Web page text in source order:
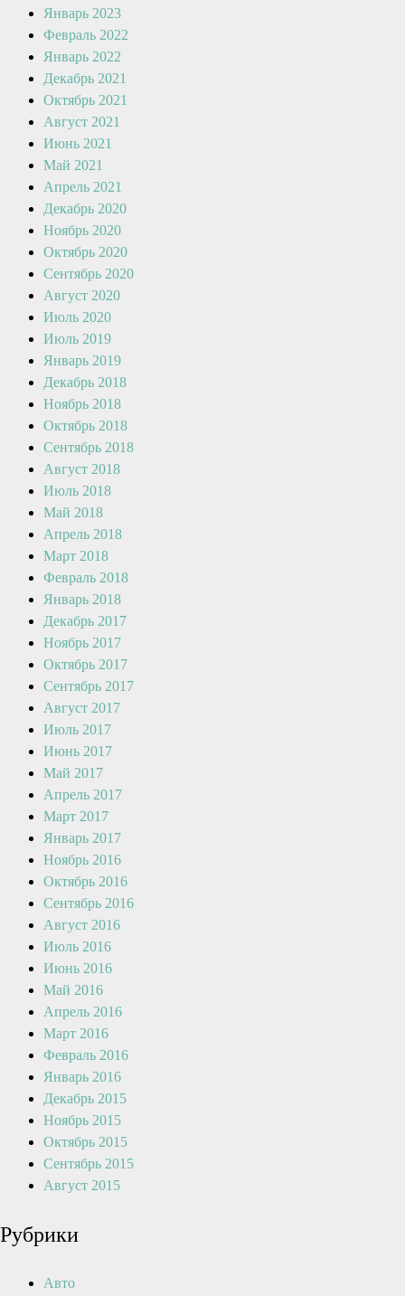
Январь 2023
Февраль 2022
Январь 2022
Декабрь 2021
Октябрь 2021
Август 2021
Июнь 2021
Май 2021
Апрель 2021
Декабрь 2020
Ноябрь 2020
Октябрь 2020
Сентябрь 2020
Август 2020
Июль 2020
Июль 2019
Январь 2019
Декабрь 2018
Ноябрь 2018
Октябрь 2018
Сентябрь 2018
Август 2018
Июль 2018
Май 2018
Апрель 2018
Март 2018
Февраль 2018
Январь 2018
Декабрь 2017
Ноябрь 2017
Октябрь 2017
Сентябрь 2017
Август 2017
Июль 2017
Июнь 2017
Май 2017
Апрель 2017
Март 2017
Январь 2017
Ноябрь 2016
Октябрь 2016
Сентябрь 2016
Август 2016
Июль 2016
Июнь 2016
Май 2016
Апрель 2016
Март 2016
Февраль 2016
Январь 2016
Декабрь 2015
Ноябрь 2015
Октябрь 2015
Сентябрь 2015
Август 2015
Рубрики
Авто